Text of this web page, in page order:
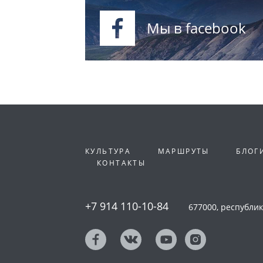
Мы в facebook
КУЛЬТУРА МАРШРУТЫ
КОНТАКТЫ
+7 914 110-10-84 677000,